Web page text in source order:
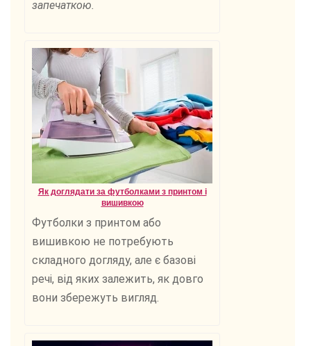
запечаткою.
Як доглядати за футболками з принтом і
вишивкою
Футболки з принтом або
вишивкою не потребують
складного догляду, але є базові
речі, від яких залежить, як довго
вони збережуть вигляд.